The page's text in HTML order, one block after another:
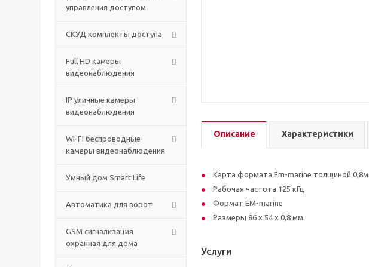
управления доступом
СКУД комплекты доступа
Full HD камеры
видеонаблюдения
IP уличные камеры
видеонаблюдения
WI-FI беспроводные
камеры видеонаблюдения
Умный дом Smart Life
Автоматика для ворот
GSM сигнализация
охранная для дома
Описание Характеристики
Карта формата Em-marine толщиной
Рабочая частота 125 кГц
Формат EM-marine
Размеры 86 x 54 x 0,8 мм.
Услуги